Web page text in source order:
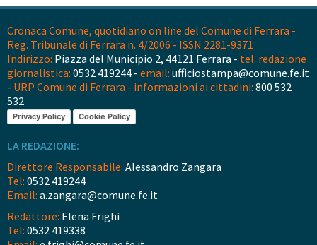
Cronaca Comune, quotidiano on line del Comune di Ferrara -
Reg. Tribunale di Ferrara n. 4/2006 - ISSN 2281-9371
Indirizzo: Piazza del Municipio 2, 44121 Ferrara - tel. redazione
giornalistica: 0532 419244 - email: ufficiostampa@comune.fe.it
- URP Comune di Ferrara - informazioni ai cittadini: 800 532
532
Privacy Policy Cookie Policy
LA REDAZIONE:
Direttore Responsabile: Alessandro Zangara
Tel: 0532 419244
Email: a.zangara@comune.fe.it
Redattore: Elena Frighi
Tel: 0532 419338